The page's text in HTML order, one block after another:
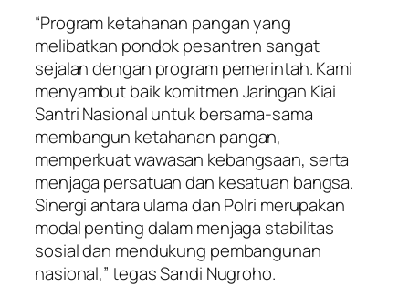
“Program ketahanan pangan yang
melibatkan pondok pesantren sangat
sejalan dengan program pemerintah. Kami
menyambut baik komitmen Jaringan Kiai
Santri Nasional untuk bersama-sama
membangun ketahanan pangan,
memperkuat wawasan kebangsaan, serta
menjaga persatuan dan kesatuan bangsa.
Sinergi antara ulama dan Polri merupakan
modal penting dalam menjaga stabilitas
sosial dan mendukung pembangunan
nasional,” tegas Sandi Nugroho.